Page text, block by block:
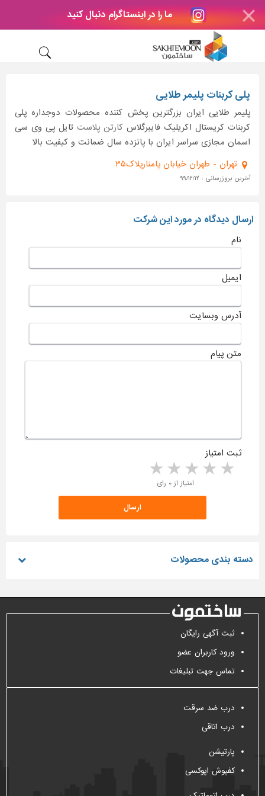
ما را در اینستاگرام دنبال کنید
پلی کربنات پلیمر طلایی
پلیمر طلایی ایران بزرگترین پخش کننده محصولات دوجداره پلی
کربنات کریستال اکریلیک فایبرگلاس کارتن پلاست تایل پی وی سی
اسمان مجازی سراسر ایران با پانزده سال ضمانت و کیفیت بالا
تهران - طهران خیابان پامنارپلاک۳۵
آخرین بروزرسانی : ۹۹/۱۲/۱۲
ارسال دیدگاه در مورد این شرکت
نام
ایمیل
آدرس وبسایت
متن پیام
ثبت امتیاز
4 stars 3 stars 2 stars 1 star امتیاز از ۰ رای
دسته بندی محصولات
ثبت آگهی رایگان
ورود کاربران عضو
تماس جهت تبلیغات
درب ضد سرقت
درب اتاقی
پارتیشن
کفپوش اپوکسی